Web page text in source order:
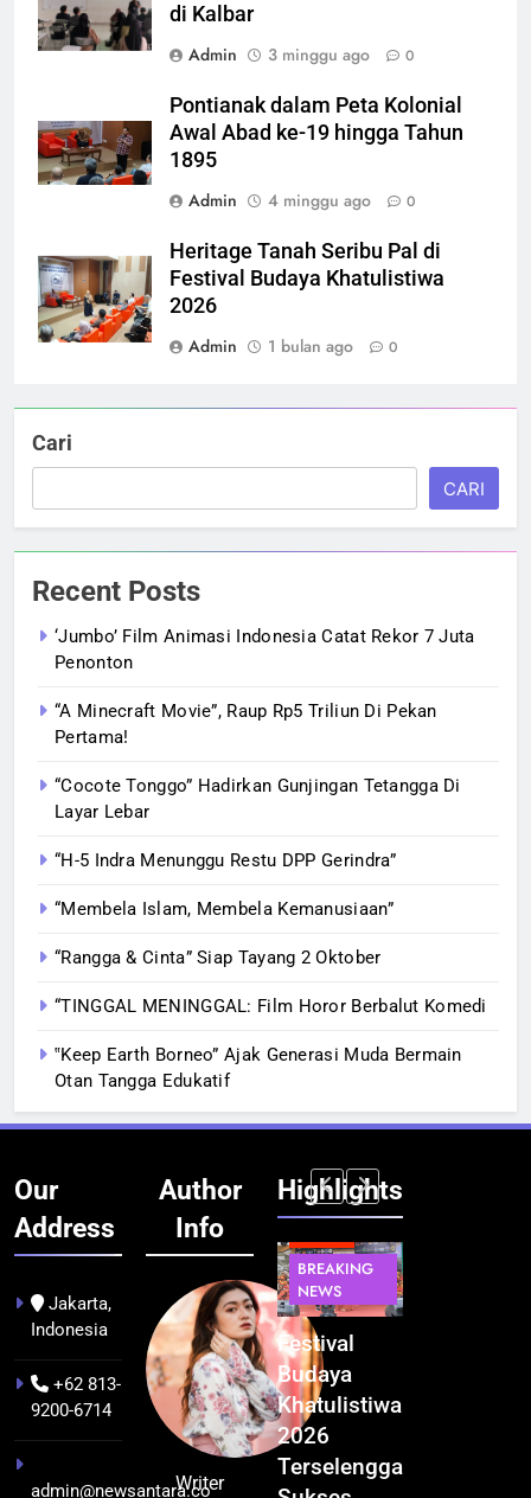
di Kalbar
Admin
3 minggu ago 0
Pontianak dalam Peta Kolonial
Awal Abad ke-19 hingga Tahun
1895
Admin
4 minggu ago 0
Heritage Tanah Seribu Pal di
Festival Budaya Khatulistiwa
2026
Admin
1 bulan ago 0
Cari
CARI
Recent Posts
‘Jumbo’ Film Animasi Indonesia Catat Rekor 7 Juta
Penonton
“A Minecraft Movie”, Raup Rp5 Triliun Di Pekan
Pertama!
“Cocote Tonggo” Hadirkan Gunjingan Tetangga Di
Layar Lebar
“H-5 Indra Menunggu Restu DPP Gerindra”
“Membela Islam, Membela Kemanusiaan”
“Rangga & Cinta” Siap Tayang 2 Oktober
“TINGGAL MENINGGAL: Film Horor Berbalut Komedi
‟Keep Earth Borneo” Ajak Generasi Muda Bermain
Otan Tangga Edukatif
Our
Address
Jakarta,
Indonesia
+62 813-
9200-6714
admin@newsantara.co
Author
Info
Writer
Highlights
BERITA
NEWS
Kualitas
Pramuwisata
Dukung
Peningkatan
TEKNOLOGI
Indonesia
Resmi
Bangun AI
Factory
BREAKING
NEWS
Festival
Budaya
Khatulistiwa
2026
Terselenggara